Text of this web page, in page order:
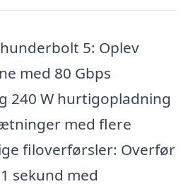
5: Oplev
med 80 Gbps
240 W hurtigopladning
med flere
filoverførsler: Overfør
sekund med